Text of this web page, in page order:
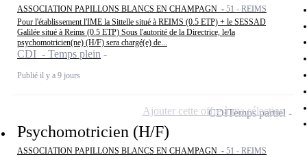
ASSOCIATION PAPILLONS BLANCS EN CHAMPAGN - 51 - REIMS
Pour l'établissement l'IME la Sittelle situé à REIMS (0.5 ETP) + le SESSAD
Galilée situé à Reims (0.5 ETP) Sous l'autorité de la Directrice, le/la
psychomotricien(ne) (H/F) sera chargé(e) de...
CDI - Temps plein
Publié il y a 9 jours
Psychomotricien (H/F)
ASSOCIATION PAPILLONS BLANCS EN CHAMPAGN - 51 - REIMS
CDITemps partiel
Ajouter cette offre à ma sélection